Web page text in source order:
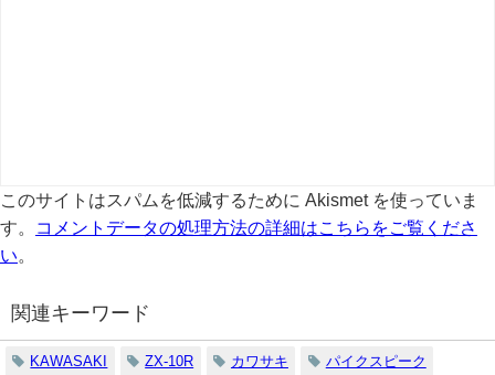
このサイトはスパムを低減するために Akismet を使っていま
す。
コメントデータの処理方法の詳細はこちらをご覧くださ
い。
関連キーワード
KAWASAKI ZX-10R カワサキ パイクスピーク